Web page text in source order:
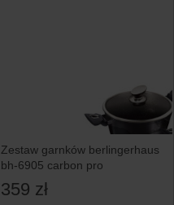
Zestaw garnków berlingerhaus
bh-6905 carbon pro
359 zł